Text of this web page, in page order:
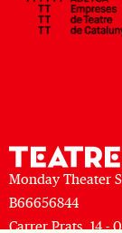
Monday Theater
B66656844
Carrer Prats, 14 -